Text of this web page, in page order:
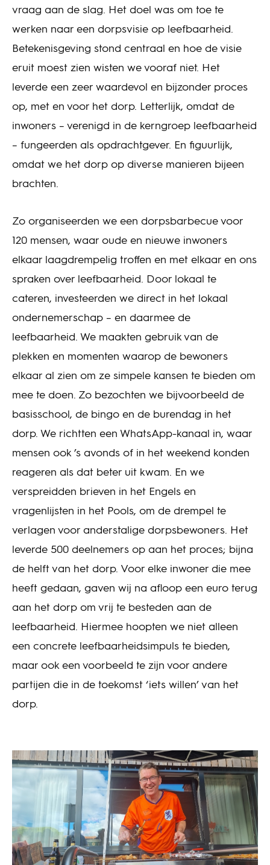
vraag aan de slag. Het doel was om toe te
werken naar een dorpsvisie op leefbaarheid.
Betekenisgeving stond centraal en hoe de visie
eruit moest zien wisten we vooraf niet. Het
leverde een zeer waardevol en bijzonder proces
op, met en voor het dorp. Letterlijk, omdat de
inwoners – verenigd in de kerngroep leefbaarheid
– fungeerden als opdrachtgever. En figuurlijk,
omdat we het dorp op diverse manieren bijeen
brachten.
Zo organiseerden we een dorpsbarbecue voor
120 mensen, waar oude en nieuwe inwoners
elkaar laagdrempelig troffen en met elkaar en ons
spraken over leefbaarheid. Door lokaal te
cateren, investeerden we direct in het lokaal
ondernemerschap – en daarmee de
leefbaarheid. We maakten gebruik van de
plekken en momenten waarop de bewoners
elkaar al zien om ze simpele kansen te bieden om
mee te doen. Zo bezochten we bijvoorbeeld de
basisschool, de bingo en de burendag in het
dorp. We richtten een WhatsApp-kanaal in, waar
mensen ook ’s avonds of in het weekend konden
reageren als dat beter uit kwam. En we
verspreidden brieven in het Engels en
vragenlijsten in het Pools, om de drempel te
verlagen voor anderstalige dorpsbewoners. Het
leverde 500 deelnemers op aan het proces; bijna
de helft van het dorp. Voor elke inwoner die mee
heeft gedaan, gaven wij na afloop een euro terug
aan het dorp om vrij te besteden aan de
leefbaarheid. Hiermee hoopten we niet alleen
een concrete leefbaarheidsimpuls te bieden,
maar ook een voorbeeld te zijn voor andere
partijen die in de toekomst ‘iets willen’ van het
dorp.